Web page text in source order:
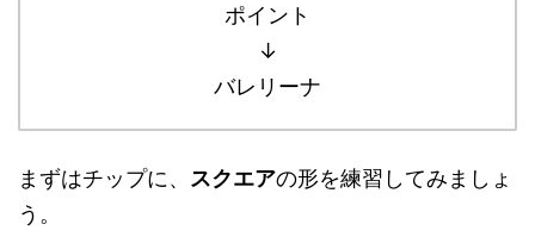
ポイント
↓
バレリーナ
まずはチップに、 スクエアの形を練習してみましょ
う。